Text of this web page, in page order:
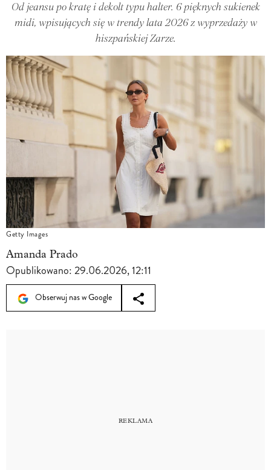
Od jeansu po kratę i dekolt typu halter. 6 pięknych sukienek
midi, wpisujących się w trendy lata 2026 z wyprzedaży w
hiszpańskiej Zarze.
Getty Images
Amanda Prado
Opublikowano:29.06.2026, 12:11
Obserwuj nas w Google